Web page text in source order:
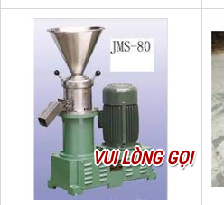
VUI LÒNG GỌI